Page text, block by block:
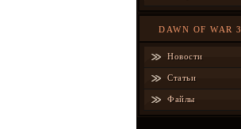
DAWN OF WAR 3
Новости
Статьи
Файлы